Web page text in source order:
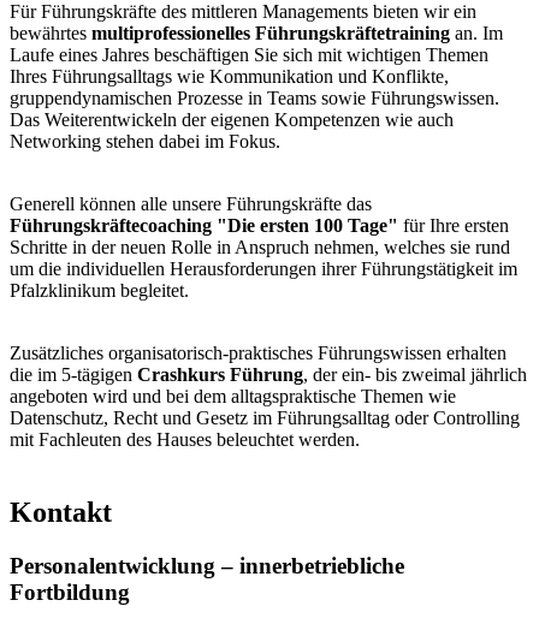
Für Führungskräfte des mittleren Managements bieten wir ein
bewährtes multiprofessionelles Führungskräftetraining an. Im
Laufe eines Jahres beschäftigen Sie sich mit wichtigen Themen
Ihres Führungsalltags wie Kommunikation und Konflikte,
gruppendynamischen Prozesse in Teams sowie Führungswissen.
Das Weiterentwickeln der eigenen Kompetenzen wie auch
Networking stehen dabei im Fokus.
Generell können alle unsere Führungskräfte das
Führungskräftecoaching "Die ersten 100 Tage" für Ihre ersten
Schritte in der neuen Rolle in Anspruch nehmen, welches sie rund
um die individuellen Herausforderungen ihrer Führungstätigkeit im
Pfalzklinikum begleitet.
Zusätzliches organisatorisch-praktisches Führungswissen erhalten
die im 5-tägigen Crashkurs Führung, der ein- bis zweimal jährlich
angeboten wird und bei dem alltagspraktische Themen wie
Datenschutz, Recht und Gesetz im Führungsalltag oder Controlling
mit Fachleuten des Hauses beleuchtet werden.
Kontakt
Personalentwicklung – innerbetriebliche
Fortbildung